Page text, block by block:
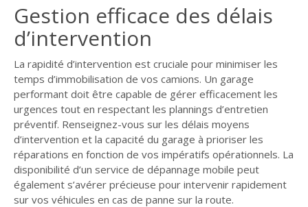
Gestion efficace des délais
d’intervention
La rapidité d’intervention est cruciale pour minimiser les
temps d’immobilisation de vos camions. Un garage
performant doit être capable de gérer efficacement les
urgences tout en respectant les plannings d’entretien
préventif. Renseignez-vous sur les délais moyens
d’intervention et la capacité du garage à prioriser les
réparations en fonction de vos impératifs opérationnels. La
disponibilité d’un service de dépannage mobile peut
également s’avérer précieuse pour intervenir rapidement
sur vos véhicules en cas de panne sur la route.